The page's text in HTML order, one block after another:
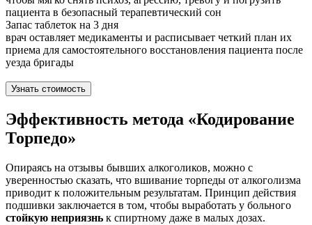
пациента в безопасный терапевтический сон
Запас таблеток на 3 дня
врач оставляет медикаменты и расписывает четкий план их
приема для самостоятельного восстановления пациента после
уезда бригады
Узнать стоимость
Эффективность метода «Кодирование
Торпедо»
Опираясь на отзывы бывших алкоголиков, можно с
уверенностью сказать, что вшивание торпеды от алкоголизма
приводит к положительным результатам. Принцип действия
подшивки заключается в том, чтобы выработать у больного
стойкую неприязнь к спиртному даже в малых дозах.